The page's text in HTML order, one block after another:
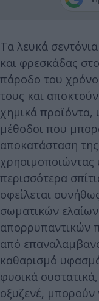
Τα λευκά
και φρεσκάδας
πάροδο του
τους και
χημικά προϊόντα,
μέθοδοι που
αποκατάσταση
χρησιμοποιώντας
περισσότερα
οφείλεται
σωματικών
απορρυπαντικών
από
καθαρισμό
φυσικά
οξυζενέ,